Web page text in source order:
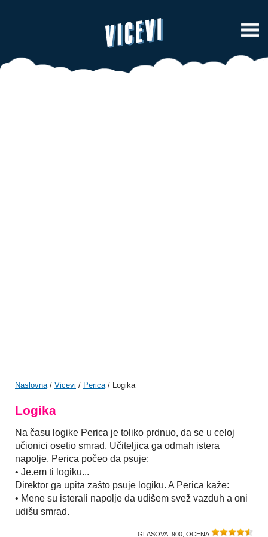
Naslovna/ Vicevi / Perica/ Logika
Logika
Na času logike Perica je toliko prdnuo, da se u celoj
učionici osetio smrad. Učiteljica ga odmah istera
napolje. Perica počeo da psuje:
• Je.em ti logiku...
Direktor ga upita zašto psuje logiku. A Perica kaže:
• Mene su isterali napolje da udišem svež vazduh a oni
udišu smrad.
GLASOVA: 900 , OCENA: